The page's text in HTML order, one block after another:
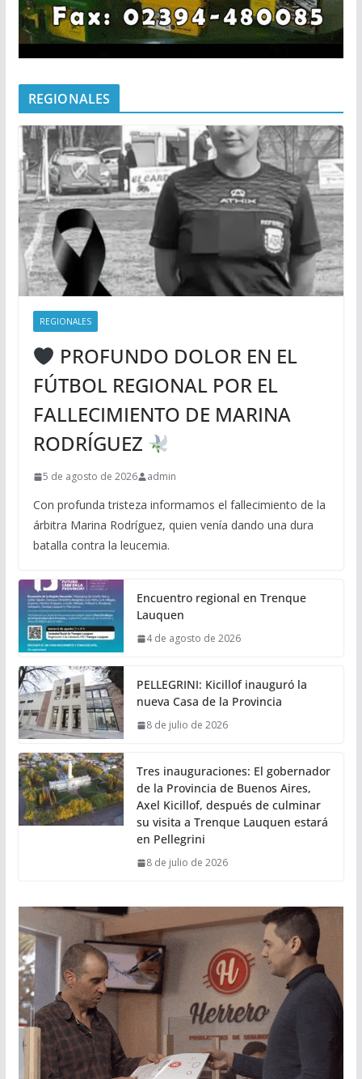
REGIONALES
REGIONALES
PROFUNDO DOLOR EN EL
FÚTBOL REGIONAL POR EL
FALLECIMIENTO DE MARINA
RODRÍGUEZ
5 de agosto de 2026 admin
Con profunda tristeza informamos el fallecimiento de la
árbitra Marina Rodríguez, quien venía dando una dura
batalla contra la leucemia.
Encuentro regional en Trenque
Lauquen
4 de agosto de 2026
PELLEGRINI: Kicillof inauguró la
nueva Casa de la Provincia
8 de julio de 2026
Tres inauguraciones: El gobernador
de la Provincia de Buenos Aires,
Axel Kicillof, después de culminar
su visita a Trenque Lauquen estará
en Pellegrini
8 de julio de 2026